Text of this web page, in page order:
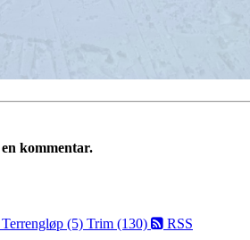
kommentar.
Terrengløp (5) Trim (130) RSS